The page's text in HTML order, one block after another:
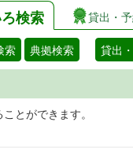
検索 貸出・
索 典拠検索 貸出
とができます。